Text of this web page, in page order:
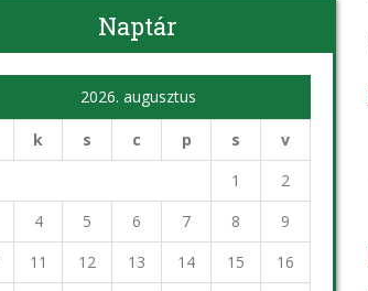
Naptár
2026. augusztus
k s c p s v
1
2
4 5 6 7 8
9
11 12 13 14 15
16